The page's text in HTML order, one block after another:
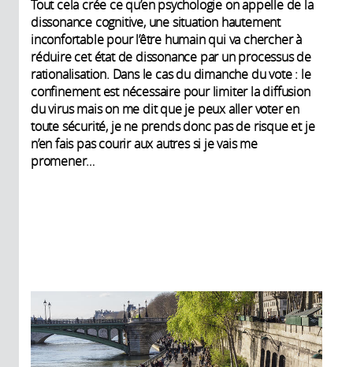
Tout cela crée ce qu’en psychologie on appelle de la
dissonance cognitive, une situation hautement
inconfortable pour l’être humain qui va chercher à
réduire cet état de dissonance par un processus de
rationalisation. Dans le cas du dimanche du vote : le
confinement est nécessaire pour limiter la diffusion
du virus mais on me dit que je peux aller voter en
toute sécurité, je ne prends donc pas de risque et je
n’en fais pas courir aux autres si je vais me
promener…